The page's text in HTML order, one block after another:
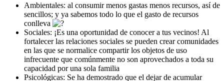
Ambientales: al consumir menos gastas menos recursos, así de
sencillos; y ya sabemos todo lo que el gasto de recursos
conlleva
Sociales: ¡Es una oportunidad de conocer a tus vecinos! Al
fortalecer las relaciones sociales se pueden crear comunidades
en las que se normalice compartir los objetos de uso
infrecuente que comúnmente no son aprovechados a toda su
capacidad por una sola familia
Psicológicas: Se ha demostrado que el dejar de acumular